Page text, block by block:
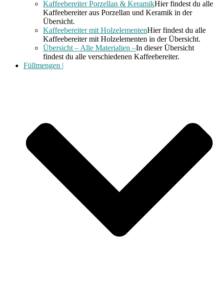
Kaffeebereiter Porzellan & KeramikHier findest du alle
Kaffeebereiter aus Porzellan und Keramik in der
Übersicht.
Kaffeebereiter mit HolzelementenHier findest du alle
Kaffeebereiter mit Holzelementen in der Übersicht.
Übersicht – Alle Materialien –In dieser Übersicht
findest du alle verschiedenen Kaffeebereiter.
Füllmengen |